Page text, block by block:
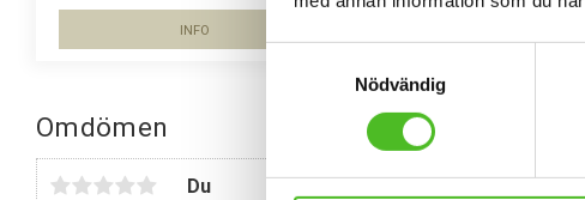
Samtyckesval
Nödvändig
Omdömen
Du
Lägg till i favoriter
INFO